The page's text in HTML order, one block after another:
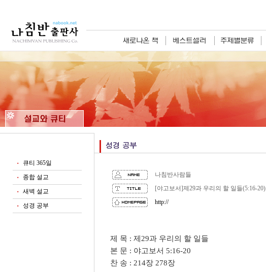
■ 큐티 365일
■ 종합 설교
■ 새벽 설교
■ 성경 공부
나침반사람들
[야고보서]제29과 우리의 할 일들(5:16-20)
http://
제 목 : 제29과 우리의 할 일들
본 문 : 야고보서 5:16-20
찬 송 : 214장 278장